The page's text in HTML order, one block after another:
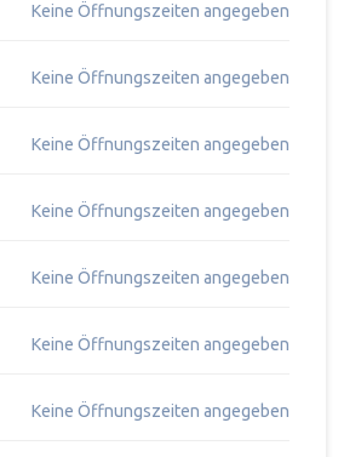
Keine Öffnungszeiten angegeben
Keine Öffnungszeiten angegeben
Keine Öffnungszeiten angegeben
Keine Öffnungszeiten angegeben
Keine Öffnungszeiten angegeben
Keine Öffnungszeiten angegeben
Keine Öffnungszeiten angegeben